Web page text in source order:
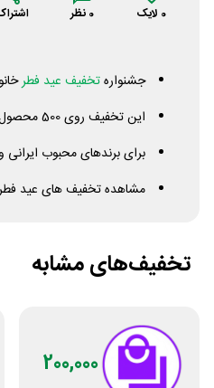
0 لایک 0 نظر
جشنوارهتخفیف عید فطرخانومی
این تخفیف روی 500 محصول آرایشی بهداشتی اعمال شده
برای برندهای محبوب ایرانی
مشاهده تخفیف های عید
تخفیف‌های مشابه
200,000